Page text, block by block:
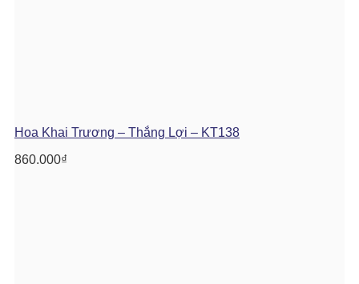
Hoa Khai Trương – Thắng Lợi – KT138
860.000₫